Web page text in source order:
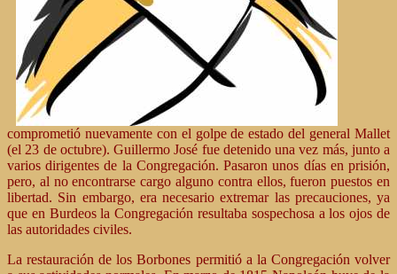
comprometió nuevamente con el golpe de estado del general Mallet
(el 23 de octubre). Guillermo José fue detenido una vez más, junto a
varios dirigentes de la Congregación. Pasaron unos días en prisión,
pero, al no encontrarse cargo alguno contra ellos, fueron puestos en
libertad. Sin embargo, era necesario extremar las precauciones, ya
que en Burdeos la Congregación resultaba sospechosa a los ojos de
las autoridades civiles.
La restauración de los Borbones permitió a la Congregación volver